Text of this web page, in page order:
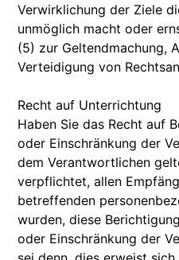
Verwirklichung der Ziele
unmöglich macht oder
(5) zur Geltendmachung,
Verteidigung von
Recht auf Unterrichtung
Haben Sie das Recht auf
oder Einschränkung der
dem Verantwortlichen
verpflichtet, allen
betreffenden
wurden, diese
oder Einschränkung der